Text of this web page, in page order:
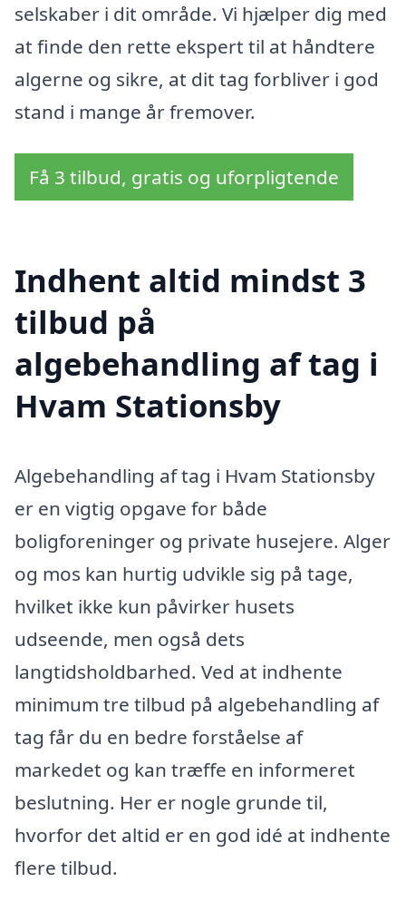
selskaber i dit område. Vi hjælper dig med
at finde den rette ekspert til at håndtere
algerne og sikre, at dit tag forbliver i god
stand i mange år fremover.
Få 3 tilbud, gratis og uforpligtende
Indhent altid mindst 3
tilbud på
algebehandling af tag i
Hvam Stationsby
Algebehandling af tag i Hvam Stationsby
er en vigtig opgave for både
boligforeninger og private husejere. Alger
og mos kan hurtig udvikle sig på tage,
hvilket ikke kun påvirker husets
udseende, men også dets
langtidsholdbarhed. Ved at indhente
minimum tre tilbud på algebehandling af
tag får du en bedre forståelse af
markedet og kan træffe en informeret
beslutning. Her er nogle grunde til,
hvorfor det altid er en god idé at indhente
flere tilbud.